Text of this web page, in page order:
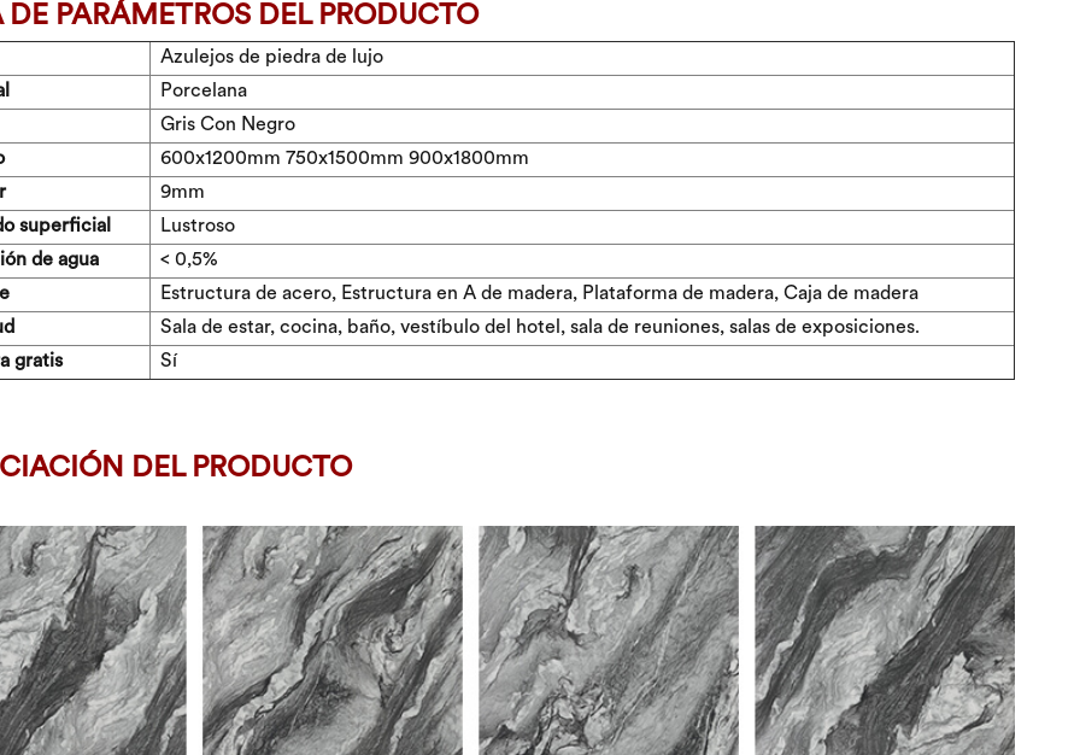
DE PARÁMETROS DEL PRODUCTO
Azulejos de piedra de lujo
Porcelana
Gris Con Negro
600x1200mm 750x1500mm 900x1800mm
9mm
superficial
Lustroso
de agua
< 0,5%
Estructura de acero, Estructura en A de madera, Plataforma de madera, Caja de madera
Sala de estar, cocina, baño, vestíbulo del hotel, sala de reuniones, salas de exposiciones.
gratis
Sí
DEL PRODUCTO